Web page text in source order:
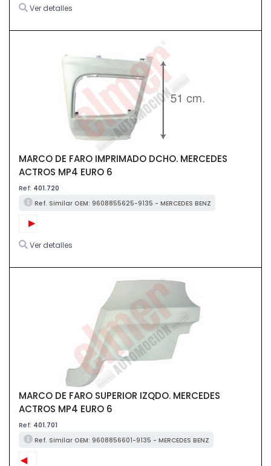
Ver detalles
MARCO DE FARO IMPRIMADO DCHO. MERCEDES
ACTROS MP4 EURO 6
Ref: 401.720
Ref. Similar OEM: 9608855625-9135 - MERCEDES BENZ
Ver detalles
MARCO DE FARO SUPERIOR IZQDO. MERCEDES
ACTROS MP4 EURO 6
Ref: 401.701
Ref. Similar OEM: 9608856601-9135 - MERCEDES BENZ